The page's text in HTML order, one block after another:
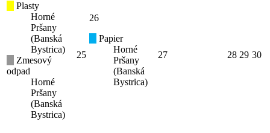
Plasty
Horné
Pršany
(Banská
Bystrica)
Zmesový
odpad
Horné
Pršany
(Banská
Bystrica)
25
26
Papier
Horné
Pršany
(Banská
Bystrica)
27 28 29 30